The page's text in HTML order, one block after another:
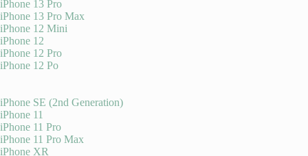
iPhone 13 Pro
iPhone 13 Pro Max
iPhone 12 Mini
iPhone 12
iPhone 12 Pro
iPhone 12 Po
iPhone SE (2nd Generation)
iPhone 11
iPhone 11 Pro
iPhone 11 Pro Max
iPhone XR